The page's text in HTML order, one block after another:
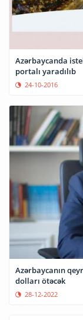
Azərbaycanda
portalı yaradılıb
24-10-2016
Azərbaycanın
dolları ötəcək
28-12-2022